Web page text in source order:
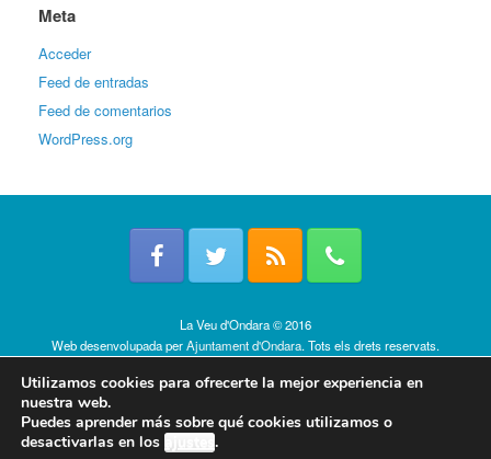
Meta
Acceder
Feed de entradas
Feed de comentarios
WordPress.org
La Veu d'Ondara © 2016
Web desenvolupada perAjuntament d'Ondara. Tots els drets reservats.
Utilizamos cookies para ofrecerte la mejor experiencia en
nuestra web.
Puedes aprender más sobre qué cookies utilizamos o
desactivarlas en los ajustes.